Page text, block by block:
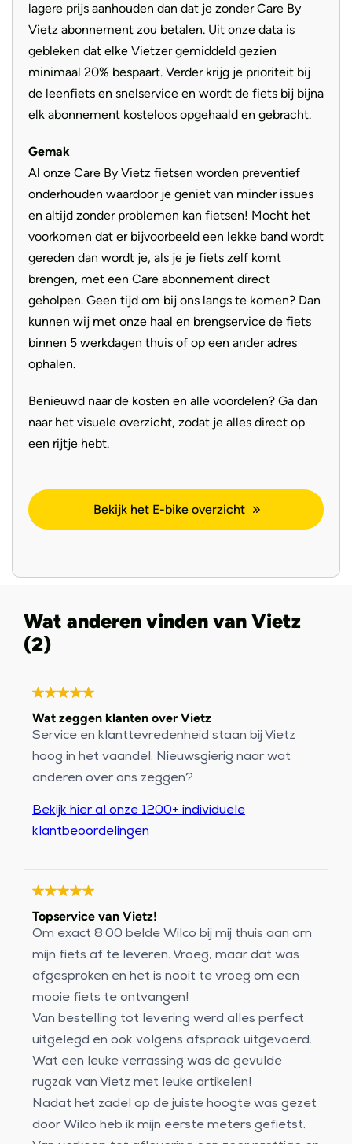
lagere prijs aanhouden dan dat je zonder Care By
Vietz abonnement zou betalen. Uit onze data is
gebleken dat elke Vietzer gemiddeld gezien
minimaal 20% bespaart. Verder krijg je prioriteit bij
de leenfiets en snelservice en wordt de fiets bij bijna
elk abonnement kosteloos opgehaald en gebracht.
Gemak
Al onze Care By Vietz fietsen worden preventief
onderhouden waardoor je geniet van minder issues
en altijd zonder problemen kan fietsen! Mocht het
voorkomen dat er bijvoorbeeld een lekke band wordt
gereden dan wordt je, als je je fiets zelf komt
brengen, met een Care abonnement direct
geholpen. Geen tijd om bij ons langs te komen? Dan
kunnen wij met onze haal en brengservice de fiets
binnen 5 werkdagen thuis of op een ander adres
ophalen.
Benieuwd naar de kosten en alle voordelen? Ga dan
naar het visuele overzicht, zodat je alles direct op
een rijtje hebt.
Bekijk het E-bike overzicht
Wat anderen vinden van Vietz
(2)
Wat zeggen klanten over Vietz
Service en klanttevredenheid staan bij Vietz
hoog in het vaandel. Nieuwsgierig naar wat
anderen over ons zeggen?
Bekijk hier al onze 1200+ individuele
klantbeoordelingen
Topservice van Vietz!
Om exact 8:00 belde Wilco bij mij thuis aan om
mijn fiets af te leveren. Vroeg, maar dat was
afgesproken en het is nooit te vroeg om een
mooie fiets te ontvangen!
Van bestelling tot levering werd alles perfect
uitgelegd en ook volgens afspraak uitgevoerd.
Wat een leuke verrassing was de gevulde
rugzak van Vietz met leuke artikelen!
Nadat het zadel op de juiste hoogte was gezet
door Wilco heb ik mijn eerste meters gefietst.